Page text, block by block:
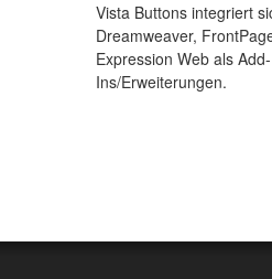
Vista Buttons integriert
Dreamweaver,
Expression Web als Add-
Ins/Erweiterungen.